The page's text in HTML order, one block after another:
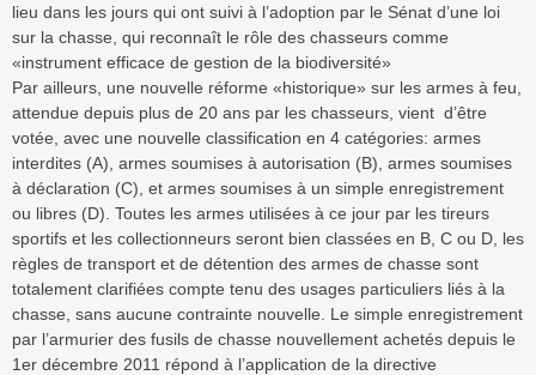
lieu dans les jours qui ont suivi à l’adoption par le Sénat d’une loi
sur la chasse, qui reconnaît le rôle des chasseurs comme
«instrument efficace de gestion de la biodiversité»
Par ailleurs, une nouvelle réforme «historique» sur les armes à feu,
attendue depuis plus de 20 ans par les chasseurs, vient d’être
votée, avec une nouvelle classification en 4 catégories: armes
interdites (A), armes soumises à autorisation (B), armes soumises
à déclaration (C), et armes soumises à un simple enregistrement
ou libres (D). Toutes les armes utilisées à ce jour par les tireurs
sportifs et les collectionneurs seront bien classées en B, C ou D, les
règles de transport et de détention des armes de chasse sont
totalement clarifiées compte tenu des usages particuliers liés à la
chasse, sans aucune contrainte nouvelle. Le simple enregistrement
par l’armurier des fusils de chasse nouvellement achetés depuis le
1er décembre 2011 répond à l’application de la directive